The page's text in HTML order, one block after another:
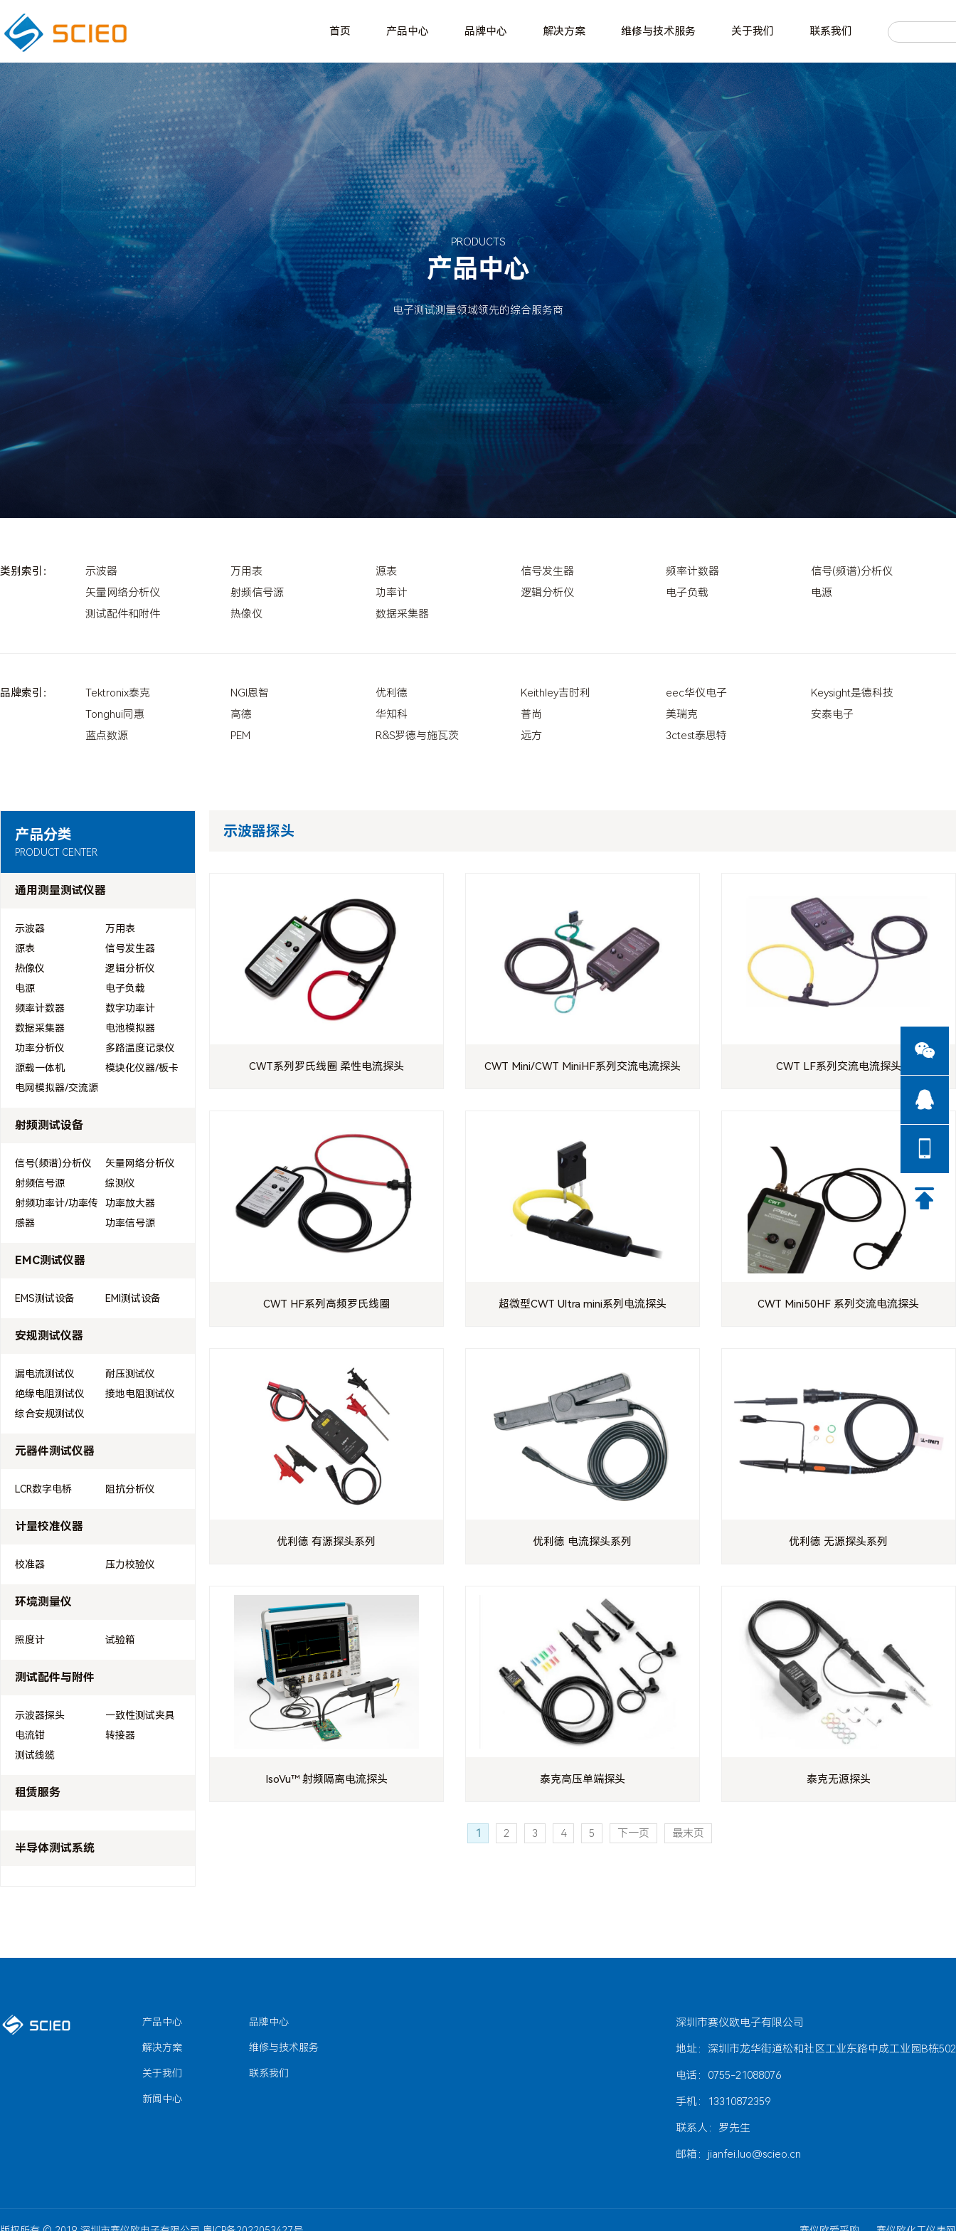
首页 产品中心 品牌中心 解决方案 维修与技术服务 关于我们 联系我们
PRODUCTS
产品中心
电子测试测量领域领先的综合服务商
类别索引： 示波器 万用表 源表 信号发生器 频率计数器
信号(频谱)分析仪
矢量网络分析仪
射频信号源 功率计 逻辑分析仪 电子负载
电源
测试配件和附件
热像仪 数据采集器
品牌索引： Tektronix泰克 NGI恩智 优利德 Keithley吉时利 eec华仪电子
Keysight是德科技
Tonghui同惠
高德 华知科 普尚 美瑞克
安泰电子
蓝点数源
PEM R&S罗德与施瓦茨 远方 3ctest泰思特
产品分类
PRODUCT CENTER
通用测量测试仪器
示波器
万用表
源表
信号发生器
热像仪
逻辑分析仪
电源
电子负载
频率计数器
数字功率计
数据采集器
电池模拟器
功率分析仪
多路温度记录仪
源载一体机
模块化仪器/板卡
电网模拟器/交流源
射频测试设备
信号(频谱)分析仪
矢量网络分析仪
射频信号源
综测仪
射频功率计/功率传
感器
功率放大器
功率信号源
EMC测试仪器
EMS测试设备 EMI测试设备
安规测试仪器
漏电流测试仪
耐压测试仪
绝缘电阻测试仪
接地电阻测试仪
综合安规测试仪
元器件测试仪器
LCR数字电桥 阻抗分析仪
计量校准仪器
校准器 压力校验仪
环境测量仪
照度计 试验箱
测试配件与附件
示波器探头
一致性测试夹具
电流钳
转接器
测试线缆
租赁服务
半导体测试系统
示波器探头
CWT系列罗氏线圈 柔性电流探头 CWT Mini/CWT MiniHF系列交流电流探头 CWT LF系列交流电流探头
CWT HF系列高频罗氏线圈 超微型CWT Ultra mini系列电流探头 CWT Mini50HF 系列交流电流探头
优利德 有源探头系列 优利德 电流探头系列 优利德 无源探头系列
IsoVu™ 射频隔离电流探头 泰克高压单端探头 泰克无源探头
1 2 3 4 5 下一页 最末页
产品中心 品牌中心
解决方案 维修与技术服务
关于我们 联系我们
新闻中心
深圳市赛仪欧电子有限公司
地址：深圳市龙华街道松和社区工业东路中成工业园B栋502
电话：0755-21088076
手机：13310872359
联系人：罗先生
邮箱：jianfei.luo@scieo.cn